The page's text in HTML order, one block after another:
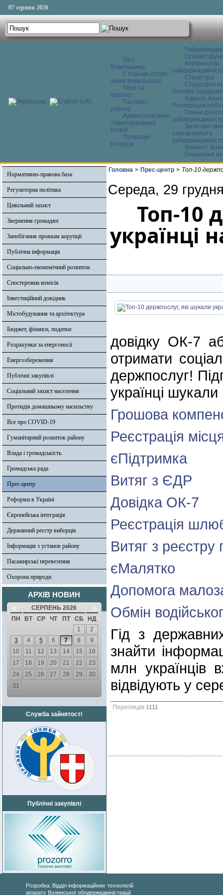
07 серпня 2026
Про
Ковельщину
Сторінки історії
землі Ковельської
Герб та
прапор
Паспорт
району
Адміністративно-
територіальний
устрій
Природні
ресурси
Основні
Керівництво
Структура
Структурні
Основні завдання
Адреса.
Розпорядок
Плани
Звіти про
планів роботи
Вакансії.
Очищення
Нормативно-правова база
Регуляторна політика
Цивільний захист
Звернення громадян
Запобігання проявам корупції
Публічна інформація
Соціально-економічний розвиток
Спостережна комісія
Інвестиційний довідник
Містобудування та архітектура
Бюджет, фінанси, податки
Розрахунки за енергоносії
Енергозбереження
Публічні закупівлі
Соціальний захист населення
Протидія домашньому насильству
Все про COVID-19
Гуманітарний розвиток району
Влада і громадськість
Громадська рада
Прес-центр
Реформи в Україні
Європейська інтеграція
Державний реєстр виборців
Інформація з установ району
Пасажирські перевезення
Охорона природи
АРХІВ НОВИН
« СЕРПЕНЬ 2026 »
ПН ВТ СР ЧТ ПТ СБ
НД
1
2
3
4 5 6 7 8
9
10
11 12 13 14 15
16
17
18 19 20 21 22
23
24
25 26 27 28 29
30
31
Служба зайнятості
Публічні закупівлі
Головна > Прес-центр > Топ-10
Середа, 29
Топ-10
українці
довідку ОК-7
отримати
держпослуг!
українці
Грошова
Реєстрація
єПідтримка
Витяг з ЄДР
Довідка ОК-7
Реєстрація
Витяг з реєстру
єМалятко
Допомога
Обмін
Гід з
знайти
млн українців
відвідують у
Переглядів 1111
Розробка: Відділ інформаційних технологій
апарату Волинської облдержадміністрації